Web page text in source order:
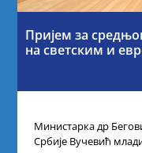
Пријем за
на светским и
Министарка др
Србије Вучевић